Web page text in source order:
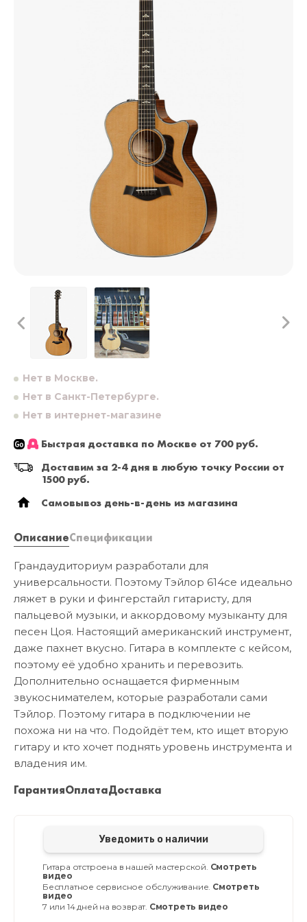
Нет в Москве.
Нет в Санкт-Петербурге.
Нет в интернет-магазине
Быстрая доставка по Москве от 700 руб.
Доставим за 2-4 дня в любую точку России от
1500 руб.
Самовывоз день-в-день из магазина
ОписаниеСпецификации
Грандаудиториум разработали для
универсальности. Поэтому Тэйлор 614се идеально
ляжет в руки и фингерстайл гитаристу, для
пальцевой музыки, и аккордовому музыканту для
песен Цоя. Настоящий американский инструмент,
даже пахнет вкусно. Гитара в комплекте с кейсом,
поэтому её удобно хранить и перевозить.
Дополнительно оснащается фирменным
звукоснимателем, которые разработали сами
Тэйлор. Поэтому гитара в подключении не
похожа ни на что. Подойдёт тем, кто ищет вторую
гитару и кто хочет поднять уровень инструмента и
владения им.
ГарантияОплатаДоставка
Уведомить о наличии
Гитара отстроена в нашей мастерской. Смотреть
видео
Бесплатное сервисное обслуживание. Смотреть
видео
7 или 14 дней на возврат. Смотреть видео